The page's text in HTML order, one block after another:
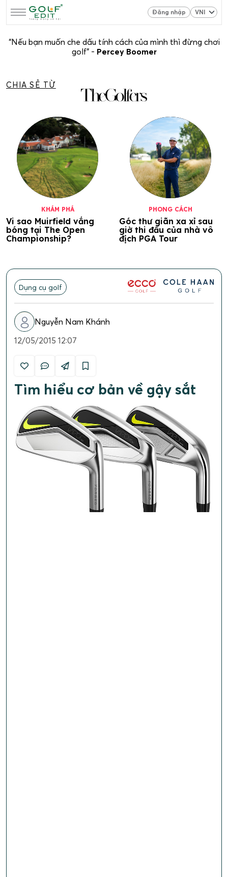
Đăng nhập
“Nếu bạn muốn che dấu tính cách của mình thì đừng chơi
golf” - Percey Boomer
CHIA SẺ TỪ
KHÁM PHÁ
Vi sao Muirfield vắng
bóng tại The Open
Championship?
PHONG CÁCH
Góc thư giãn xa xỉ sau
giờ thi đấu của nhà vô
địch PGA Tour
Dụng cụ golf
Nguyễn Nam Khánh
12/05/2015 12:07
Tìm hiểu cơ bản về gậy sắt